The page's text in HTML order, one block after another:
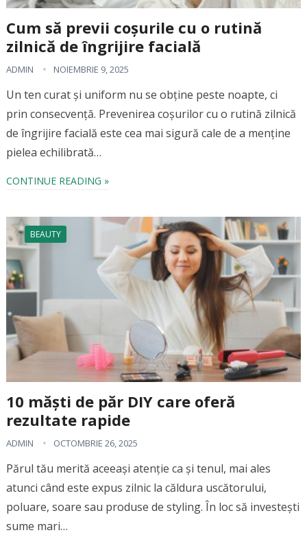
Cum să previi coșurile cu o rutină
zilnică de îngrijire facială
ADMIN NOIEMBRIE 9, 2025
Un ten curat și uniform nu se obține peste noapte, ci
prin consecvență. Prevenirea coșurilor cu o rutină zilnică
de îngrijire facială este cea mai sigură cale de a menține
pielea echilibrată…
CONTINUE READING »
BEAUTY
10 măști de păr DIY care oferă
rezultate rapide
ADMIN OCTOMBRIE 26, 2025
Părul tău merită aceeași atenție ca și tenul, mai ales
atunci când este expus zilnic la căldura uscătorului,
poluare, soare sau produse de styling. În loc să investești
sume mari…